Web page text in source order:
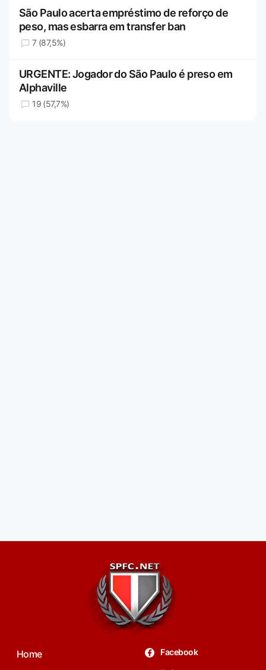
São Paulo acerta empréstimo de reforço de
peso, mas esbarra em transfer ban
7 (87,5%)
URGENTE: Jogador do São Paulo é preso em
Alphaville
19 (57,7%)
Home Facebook